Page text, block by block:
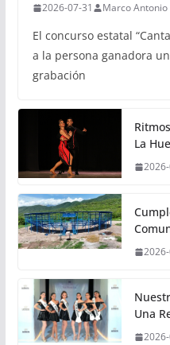
2026-07-31 Marco Antonio
El concurso estatal
a la persona ganadora
grabación
La
Una